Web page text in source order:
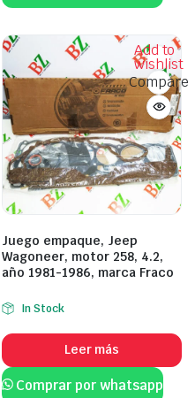
Add to
wishlist
Compare
Juego empaque, Jeep
Wagoneer, motor 258, 4.2,
año 1981-1986, marca Fraco
In Stock
Leer más
Comprar por whatsapp